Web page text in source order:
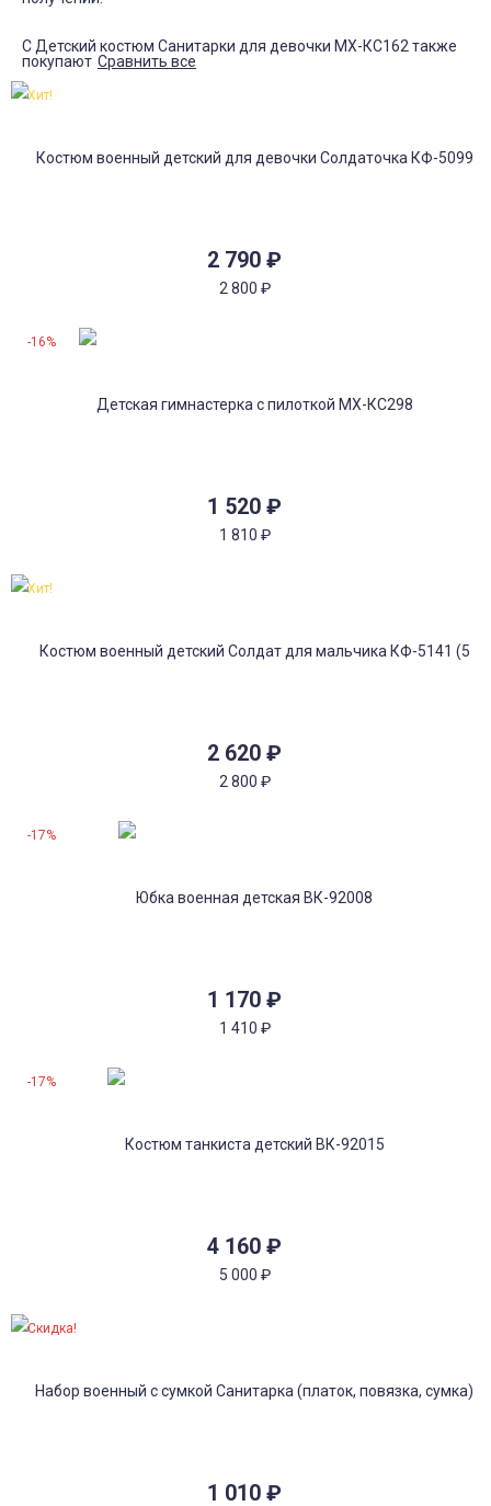
С Детский костюм Санитарки для девочки МХ-КС162 также
покупают Сравнить все
2 790 ₽
2 800 ₽
Хит!
1 520 ₽
1 810 ₽
-16%
2 620 ₽
2 800 ₽
Хит!
1 170 ₽
1 410 ₽
-17%
4 160 ₽
5 000 ₽
-17%
1 010 ₽
Скидка!